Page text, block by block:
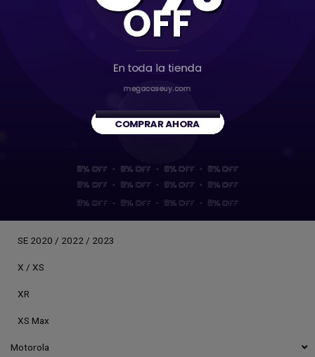
SE 2020 / 2022 / 2023
X / XS
XR
XS Max
Motorola